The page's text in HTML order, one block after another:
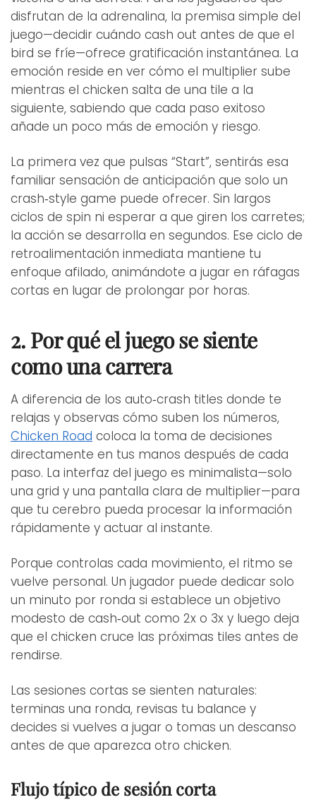
disfrutan de la adrenalina, la premisa simple del
juego—decidir cuándo cash out antes de que el
bird se fríe—ofrece gratificación instantánea. La
emoción reside en ver cómo el multiplier sube
mientras el chicken salta de una tile a la
siguiente, sabiendo que cada paso exitoso
añade un poco más de emoción y riesgo.
La primera vez que pulsas “Start”, sentirás esa
familiar sensación de anticipación que solo un
crash‑style game puede ofrecer. Sin largos
ciclos de spin ni esperar a que giren los carretes;
la acción se desarrolla en segundos. Ese ciclo de
retroalimentación inmediata mantiene tu
enfoque afilado, animándote a jugar en ráfagas
cortas en lugar de prolongar por horas.
2. Por qué el juego se siente
como una carrera
A diferencia de los auto‑crash titles donde te
relajas y observas cómo suben los números,
Chicken Road coloca la toma de decisiones
directamente en tus manos después de cada
paso. La interfaz del juego es minimalista—solo
una grid y una pantalla clara de multiplier—para
que tu cerebro pueda procesar la información
rápidamente y actuar al instante.
Porque controlas cada movimiento, el ritmo se
vuelve personal. Un jugador puede dedicar solo
un minuto por ronda si establece un objetivo
modesto de cash‑out como 2x o 3x y luego deja
que el chicken cruce las próximas tiles antes de
rendirse.
Las sesiones cortas se sienten naturales:
terminas una ronda, revisas tu balance y
decides si vuelves a jugar o tomas un descanso
antes de que aparezca otro chicken.
Flujo típico de sesión corta